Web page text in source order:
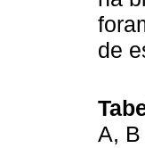
de
A,